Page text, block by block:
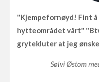
"Kjempefornøyd! Fint
hytteområdet vårt"
grytekluter at jeg
Sølvi Østom